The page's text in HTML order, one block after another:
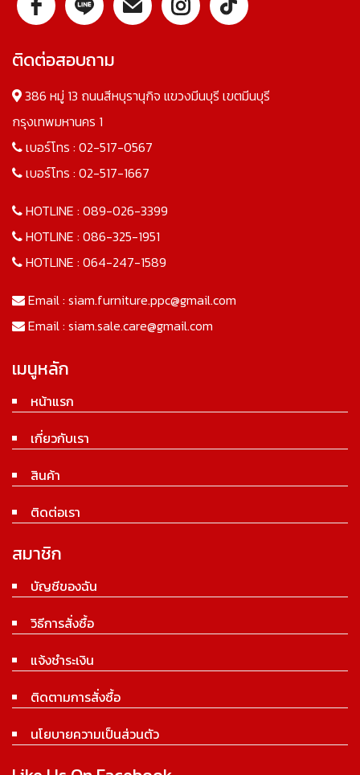
ติดต่อสอบถาม
386 หมู่ 13 ถนนสีหบุรานุกิจ แขวงมีนบุรี เขตมีนบุรี
กรุงเทพมหานคร 1
เบอร์โทร : 02-517-0567
เบอร์โทร : 02-517-1667
HOTLINE : 089-026-3399
HOTLINE : 086-325-1951
HOTLINE : 064-247-1589
Email : siam.furniture.ppc@gmail.com
Email : siam.sale.care@gmail.com
เมนูหลัก
หน้าแรก
เกี่ยวกับเรา
สินค้า
ติดต่อเรา
สมาชิก
บัญชีของฉัน
วิธีการสั่งซื้อ
แจ้งชำระเงิน
ติดตามการสั่งซื้อ
นโยบายความเป็นส่วนตัว